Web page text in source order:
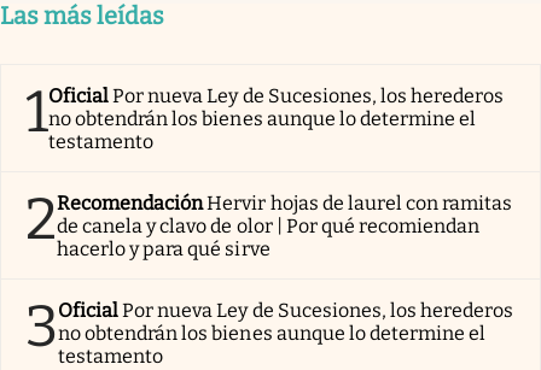
Las más leídas
1OficialPor nueva Ley de Sucesiones, los herederos
no obtendrán los bienes aunque lo determine el
testamento
2RecomendaciónHervir hojas de laurel con ramitas
de canela y clavo de olor | Por qué recomiendan
hacerlo y para qué sirve
3OficialPor nueva Ley de Sucesiones, los herederos
no obtendrán los bienes aunque lo determine el
testamento